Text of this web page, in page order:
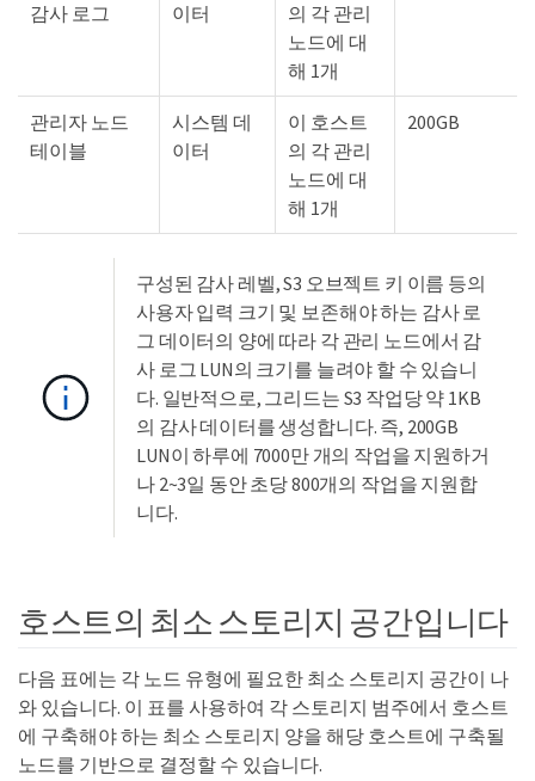
감사 로그
이터
의 각 관리
노드에 대
해 1개
관리자 노드
테이블
시스템 데
이터
이 호스트
의 각 관리
노드에 대
해 1개
200GB
구성된 감사 레벨, S3 오브젝트 키 이름 등의
사용자 입력 크기 및 보존해야 하는 감사 로
그 데이터의 양에 따라 각 관리 노드에서 감
사 로그 LUN의 크기를 늘려야 할 수 있습니
다. 일반적으로, 그리드는 S3 작업당 약 1KB
의 감사 데이터를 생성합니다. 즉, 200GB
LUN이 하루에 7000만 개의 작업을 지원하거
나 2~3일 동안 초당 800개의 작업을 지원합
니다.
호스트의 최소 스토리지 공간입니다
다음 표에는 각 노드 유형에 필요한 최소 스토리지 공간이 나
와 있습니다. 이 표를 사용하여 각 스토리지 범주에서 호스트
에 구축해야 하는 최소 스토리지 양을 해당 호스트에 구축될
노드를 기반으로 결정할 수 있습니다.